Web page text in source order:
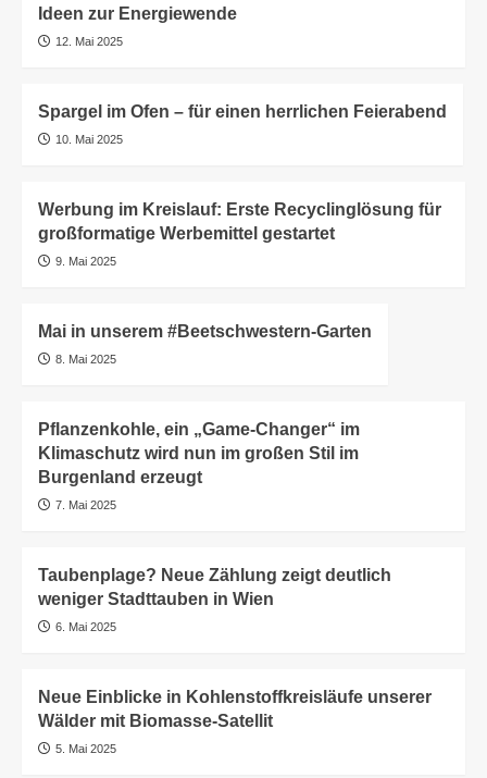
Ideen zur Energiewende
12. Mai 2025
Spargel im Ofen – für einen herrlichen Feierabend
10. Mai 2025
Werbung im Kreislauf: Erste Recyclinglösung für
großformatige Werbemittel gestartet
9. Mai 2025
Mai in unserem #Beetschwestern-Garten
8. Mai 2025
Pflanzenkohle, ein „Game-Changer“ im
Klimaschutz wird nun im großen Stil im
Burgenland erzeugt
7. Mai 2025
Taubenplage? Neue Zählung zeigt deutlich
weniger Stadttauben in Wien
6. Mai 2025
Neue Einblicke in Kohlenstoffkreisläufe unserer
Wälder mit Biomasse-Satellit
5. Mai 2025